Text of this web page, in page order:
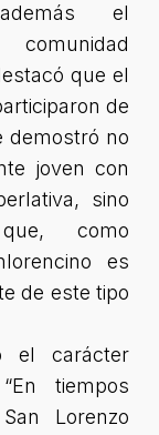
el
que el
de
demostró no
joven con
sino
como
es
de este tipo
el carácter
tiempos
Lorenzo